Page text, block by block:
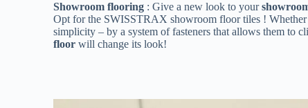
Showroom flooring : Give a new look to your
Opt for the SWISSTRAX showroom floor tiles !
simplicity – by a system of fasteners that allows them to
floorwill change its look!